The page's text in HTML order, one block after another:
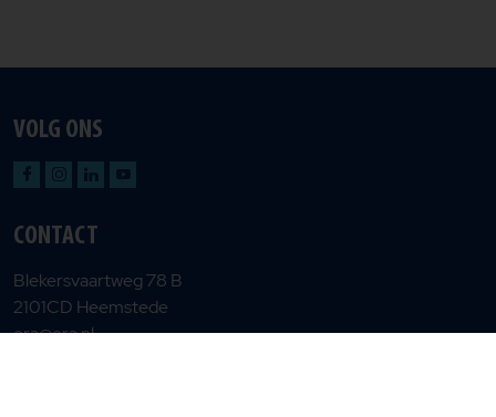
VOLG ONS
CONTACT
Blekersvaartweg 78 B
2101CD Heemstede
era@era.nl